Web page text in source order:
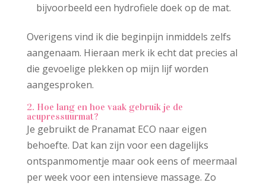
bijvoorbeeld een hydrofiele doek op de mat.
Overigens vind ik die beginpijn inmiddels zelfs
aangenaam. Hieraan merk ik echt dat precies al
die gevoelige plekken op mijn lijf worden
aangesproken.
2. Hoe lang en hoe vaak gebruik je de
acupressuurmat?
Je gebruikt de Pranamat ECO naar eigen
behoefte. Dat kan zijn voor een dagelijks
ontspanmomentje maar ook eens of meermaal
per week voor een intensieve massage. Zo